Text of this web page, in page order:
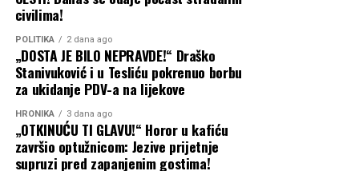
stranačkih manipulanata. Pravosudni organi su na
potezu!
Banjaluka24
drugima mora imati
ambiciju da svojim
građanima pruži još više“
jasan je Stanišić.
Krsna slava kao putokaz za zajedništvo
civilima!
POLITIKA 2 dana ago
„DOSTA JE BILO NEPRAVDE!“ Draško
Stanivuković i u Tesliću pokrenuo borbu
za ukidanje PDV-a na lijekove
HRONIKA 3 dana ago
„OTKINUĆU TI GLAVU!“ Horor u kafiću
završio optužnicom: Jezive prijetnje
supruzi pred zapanjenim gostima!